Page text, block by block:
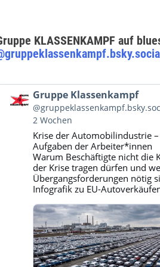
KLASSENKAMPF auf
Beitrag
von
Gruppe
Klassenkampf
Bluesky
ansehen
Gruppe Klassenkampf
2 Wochen
Krise der Automobilindustrie –
Aufgaben der Arbeiter*innen
Warum Beschäftigte nicht die
der Krise tragen dürfen und
Übergangsforderungen nötig
Infografik zu EU-